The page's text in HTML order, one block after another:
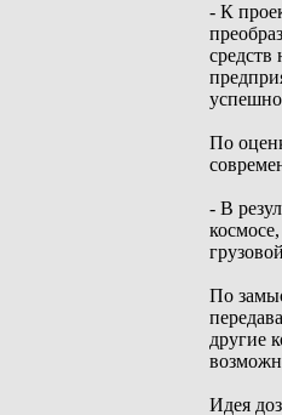
- К
средств
По
- В
По
другие
Идея